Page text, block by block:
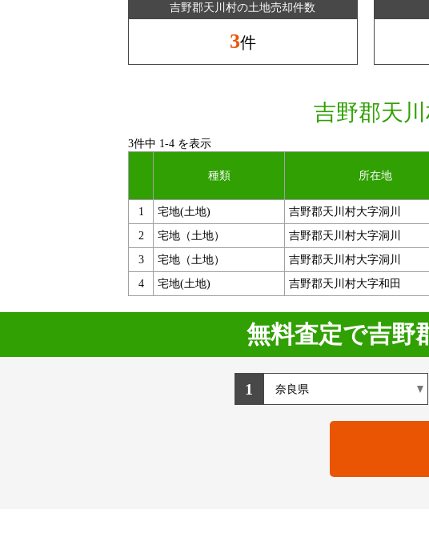
吉野郡天川村の土地売却件数
3件
吉野郡天
3件中 1-4 を表示
種類 所在地
1
宅地(土地) 吉野郡天川村大字洞川
2
宅地（土地） 吉野郡天川村大字洞川
3
宅地（土地） 吉野郡天川村大字洞川
4
宅地(土地) 吉野郡天川村大字和田
無料査定で吉野
1